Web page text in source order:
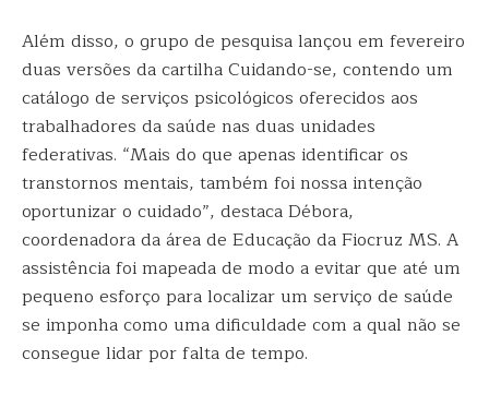
Além disso, o grupo de pesquisa lançou em fevereiro
duas versões da cartilha Cuidando-se, contendo um
catálogo de serviços psicológicos oferecidos aos
trabalhadores da saúde nas duas unidades
federativas. “Mais do que apenas identificar os
transtornos mentais, também foi nossa intenção
oportunizar o cuidado”, destaca Débora,
coordenadora da área de Educação da Fiocruz MS. A
assistência foi mapeada de modo a evitar que até um
pequeno esforço para localizar um serviço de saúde
se imponha como uma dificuldade com a qual não se
consegue lidar por falta de tempo.